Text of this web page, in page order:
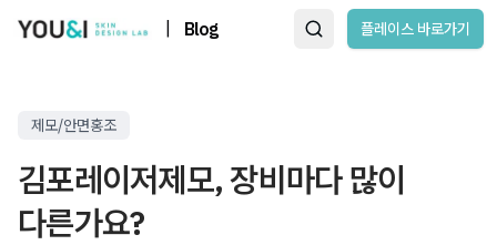
Blog 플레이스 바로가기
제모/안면홍조
김포레이저제모, 장비마다 많이
다른가요?